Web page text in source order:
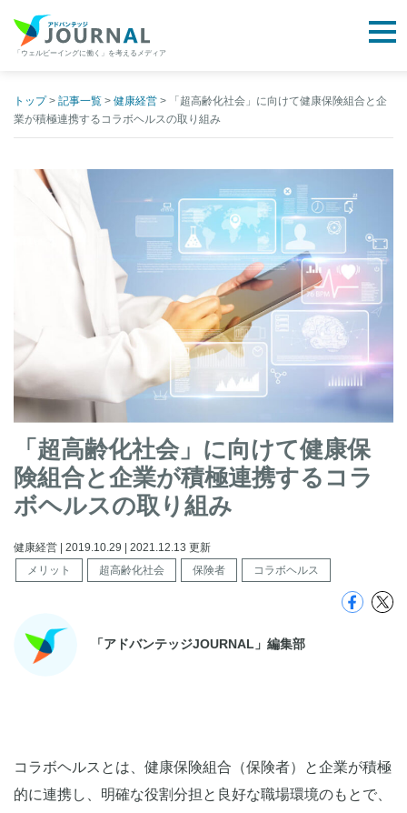
content
「ウェルビーイングに働く」を考えるメディア
トップ> 記事一覧 > 健康経営 >
「超高齢化社会」に向けて健康保険組合と企
業が積極連携するコラボヘルスの取り組み
「超高齢化社会」に向けて健康保
険組合と企業が積極連携するコラ
ボヘルスの取り組み
健康経営 | 2019.10.29 | 2021.12.13 更新
メリット
超高齢化社会 保険者 コラボヘルス
「アドバンテッジJOURNAL」編集部
コラボヘルスとは、健康保険組合（保険者）と企業が積極
的に連携し、明確な役割分担と良好な職場環境のもとで、